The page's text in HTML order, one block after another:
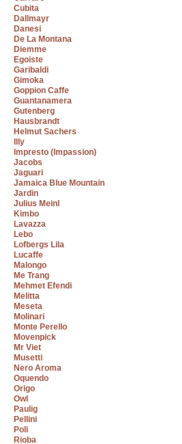
Cubita
Dallmayr
Danesi
De La Montana
Diemme
Egoiste
Garibaldi
Gimoka
Goppion Caffe
Guantanamera
Gutenberg
Hausbrandt
Helmut Sachers
Illy
Impresto (Impassion)
Jacobs
Jaguari
Jamaica Blue Mountain
Jardin
Julius Meinl
Kimbo
Lavazza
Lebo
Lofbergs Lila
Lucaffe
Malongo
Me Trang
Mehmet Efendi
Melitta
Meseta
Molinari
Monte Perello
Movenpick
Mr Viet
Musetti
Nero Aroma
Oquendo
Origo
Owl
Paulig
Pellini
Poli
Rioba